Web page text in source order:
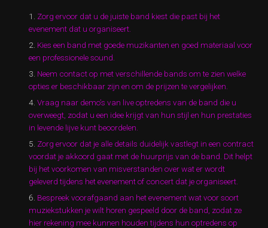
Zorg ervoor dat u de juiste band kiest die past bij het
evenement dat u organiseert.
Kies een band met goede muzikanten en goed materiaal voor
een professionele sound.
Neem contact op met verschillende bands om te zien welke
opties er beschikbaar zijn en om de prijzen te vergelijken.
Vraag naar demo’s van live optredens van de band die u
overweegt, zodat u een idee krijgt van hun stijl en hun prestaties
in levende lijve kunt beoordelen.
Zorg ervoor dat je alle details duidelijk vastlegt in een contract
voordat je akkoord gaat met de huurprijs van de band. Dit helpt
bij het voorkomen van misverstanden over wat er wordt
geleverd tijdens het evenement of concert dat je organiseert.
Bespreek voorafgaand aan het evenement wat voor soort
muziekstukken je wilt horen gespeeld door de band, zodat ze
hier rekening mee kunnen houden tijdens hun optredens op